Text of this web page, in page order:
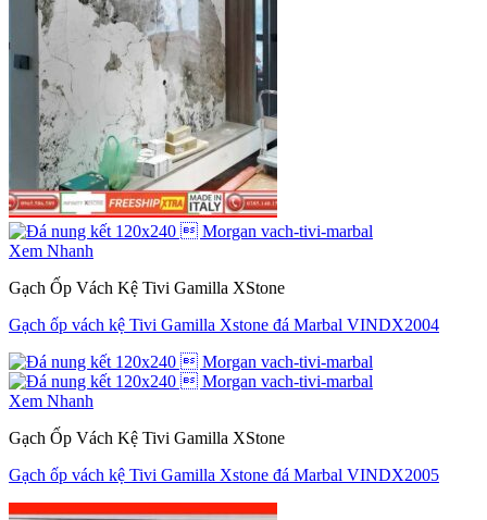
Xem Nhanh
Gạch Ốp Vách Kệ Tivi Gamilla XStone
Gạch ốp vách kệ Tivi Gamilla Xstone đá Marbal VINDX2004
Xem Nhanh
Gạch Ốp Vách Kệ Tivi Gamilla XStone
Gạch ốp vách kệ Tivi Gamilla Xstone đá Marbal VINDX2005